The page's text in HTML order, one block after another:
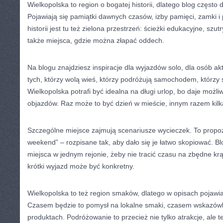
Wielkopolska to region o bogatej historii, dlatego blog często
Pojawiają się pamiątki dawnych czasów, izby pamięci, zamki i
historii jest tu też zielona przestrzeń: ścieżki edukacyjne,
także miejsca, gdzie można złapać oddech.
Na blogu znajdziesz inspiracje dla wyjazdów solo, dla osób
tych, którzy wolą wieś, którzy podróżują samochodem, którzy
Wielkopolska potrafi być idealna na długi urlop, bo daje
objazdów. Raz może to być dzień w mieście, innym razem
Szczególne miejsce zajmują scenariusze wycieczek. To
weekend” – rozpisane tak, aby dało się je łatwo skopiować.
miejsca w jednym rejonie, żeby nie tracić czasu na zbędne
krótki wyjazd może być konkretny.
Wielkopolska to też region smaków, dlatego w opisach
Czasem będzie to pomysł na lokalne smaki, czasem
produktach. Podróżowanie to przecież nie tylko atrakcje, ale